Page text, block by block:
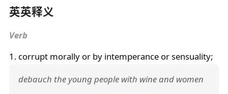
英英释义
Verb
1. corruptmorally or by intemperance or sensuality;
debauch the young people with wine and women